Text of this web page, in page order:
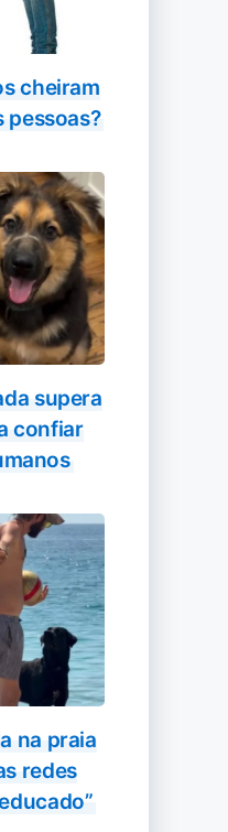
cheiram
pessoas?
supera
confiar
na praia
redes